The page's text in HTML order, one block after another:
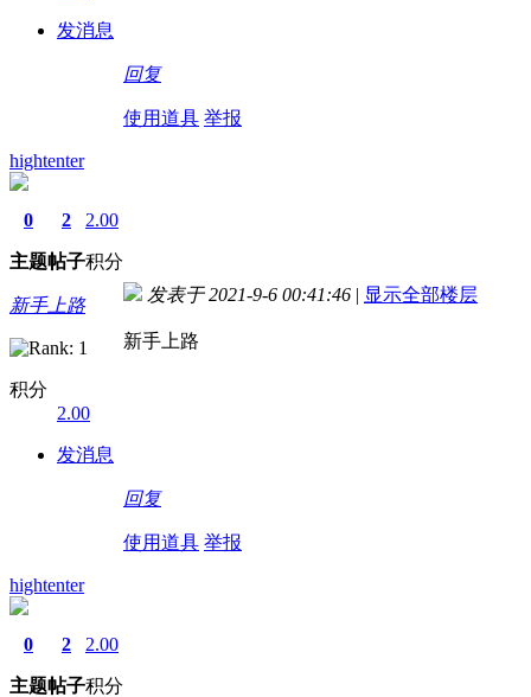
发消息
回复
使用道具 举报
hightenter
0
主题
2
帖子
2.00
积分
新手上路
积分
2.00
发消息
发表于 2021-9-6 00:41:46 | 显示全部楼层
新手上路
回复
使用道具 举报
hightenter
0
主题
2
帖子
2.00
积分